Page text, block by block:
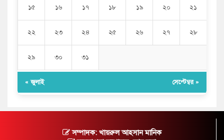
১৫ ১৬ ১৭ ১৮ ১৯ ২০ ২১
২২ ২৩ ২৪ ২৫ ২৬ ২৭ ২৮
২৯ ৩০ ৩১
« জুলাই সেপ্টেম্বর »
সম্পাদক: খায়রুল আহসান মানিক